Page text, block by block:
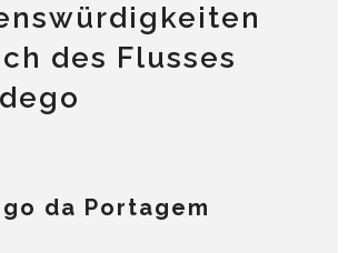
des Flusses
da Portagem